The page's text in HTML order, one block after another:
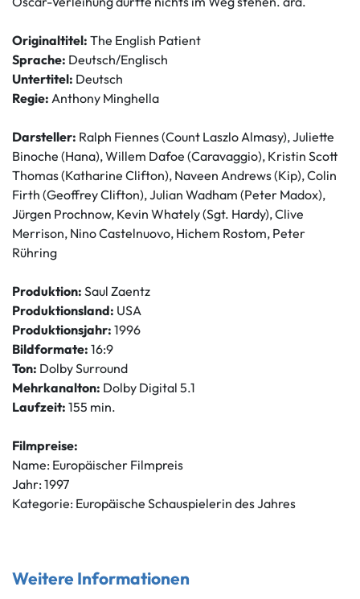
Originaltitel: The English Patient
Sprache: Deutsch/Englisch
Untertitel: Deutsch
Regie: Anthony Minghella
Darsteller: Ralph Fiennes (Count Laszlo Almasy), Juliette
Binoche (Hana), Willem Dafoe (Caravaggio), Kristin Scott
Thomas (Katharine Clifton), Naveen Andrews (Kip), Colin
Firth (Geoffrey Clifton), Julian Wadham (Peter Madox),
Jürgen Prochnow, Kevin Whately (Sgt. Hardy), Clive
Merrison, Nino Castelnuovo, Hichem Rostom, Peter
Rühring
Produktion: Saul Zaentz
Produktionsland: USA
Produktionsjahr: 1996
Bildformate: 16:9
Ton: Dolby Surround
Mehrkanalton: Dolby Digital 5.1
Laufzeit: 155 min.
Filmpreise:
Name: Europäischer Filmpreis
Jahr: 1997
Kategorie: Europäische Schauspielerin des Jahres
Weitere Informationen